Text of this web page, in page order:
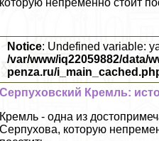
Notice: Undefined variable:
/var/www/iq22059882/data/
penza.ru/
Серпуховский Кремль:
Кремль - одна из
Серпухова, которую